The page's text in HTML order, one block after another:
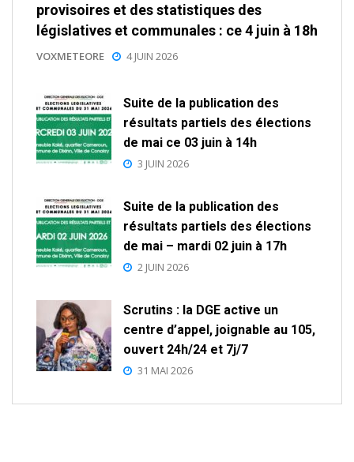
provisoires et des statistiques des
législatives et communales : ce 4 juin à 18h
VOXMETEORE 4 JUIN 2026
Suite de la publication des
résultats partiels des élections
de mai ce 03 juin à 14h
3 JUIN 2026
Suite de la publication des
résultats partiels des élections
de mai – mardi 02 juin à 17h
2 JUIN 2026
Scrutins : la DGE active un
centre d’appel, joignable au 105,
ouvert 24h/24 et 7j/7
31 MAI 2026